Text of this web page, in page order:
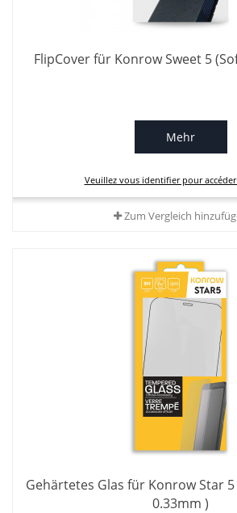
FlipCover für Konrow Sweet 5
Mehr
Veuillez vous identifier pour
Zum Vergleich
Gehärtetes Glas für Konrow Star 5
0.33mm )